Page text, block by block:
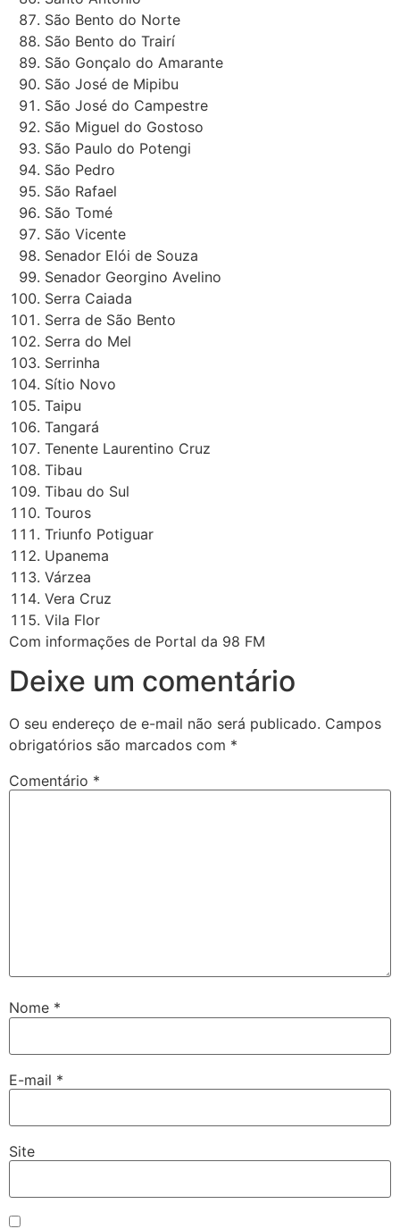
São Bento do Norte
São Bento do Trairí
São Gonçalo do Amarante
São José de Mipibu
São José do Campestre
São Miguel do Gostoso
São Paulo do Potengi
São Pedro
São Rafael
São Tomé
São Vicente
Senador Elói de Souza
Senador Georgino Avelino
Serra Caiada
Serra de São Bento
Serra do Mel
Serrinha
Sítio Novo
Taipu
Tangará
Tenente Laurentino Cruz
Tibau
Tibau do Sul
Touros
Triunfo Potiguar
Upanema
Várzea
Vera Cruz
Vila Flor
Com informações de Portal da 98 FM
Deixe um comentário
O seu endereço de e-mail não será publicado. Campos
obrigatórios são marcados com *
Comentário *
Nome *
E-mail *
Site